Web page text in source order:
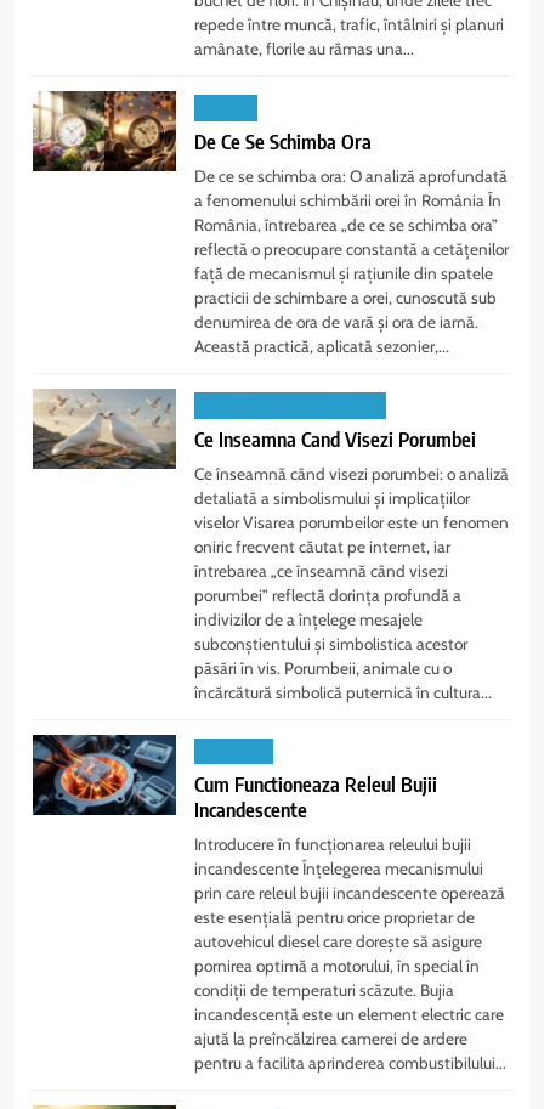
repede între muncă, trafic, întâlniri și planuri
amânate, florile au rămas una...
De Ce Se Schimba Ora
De ce se schimba ora: O analiză aprofundată
a fenomenului schimbării orei în România În
România, întrebarea „de ce se schimba ora”
reflectă o preocupare constantă a cetățenilor
față de mecanismul și rațiunile din spatele
practicii de schimbare a orei, cunoscută sub
denumirea de ora de vară și ora de iarnă.
Această practică, aplicată sezonier,...
Ce Inseamna Cand Visezi Porumbei
Ce înseamnă când visezi porumbei: o analiză
detaliată a simbolismului și implicațiilor
viselor Visarea porumbeilor este un fenomen
oniric frecvent căutat pe internet, iar
întrebarea „ce înseamnă când visezi
porumbei” reflectă dorința profundă a
indivizilor de a înțelege mesajele
subconștientului și simbolistica acestor
păsări în vis. Porumbeii, animale cu o
încărcătură simbolică puternică în cultura...
Cum Functioneaza Releul Bujii
Incandescente
Introducere în funcționarea releului bujii
incandescente Înțelegerea mecanismului
prin care releul bujii incandescente operează
este esențială pentru orice proprietar de
autovehicul diesel care dorește să asigure
pornirea optimă a motorului, în special în
condiții de temperaturi scăzute. Bujia
incandescență este un element electric care
ajută la preîncălzirea camerei de ardere
pentru a facilita aprinderea combustibilului...